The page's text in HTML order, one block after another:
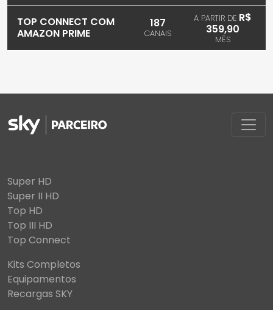
TOP CONNECT COM
AMAZON PRIME
187
CANAIS
A PARTIR DE R$
359,90
MÊS
Super HD
Super II HD
Top HD
Top III HD
Top Connect
Kits Completos
Equipamentos
Recargas SKY